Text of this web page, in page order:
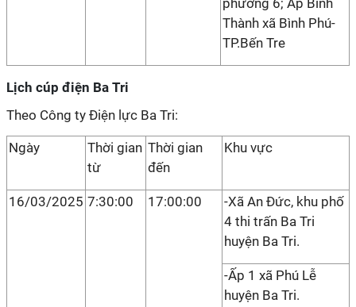
phường 6; Ấp Bình
Thành xã Bình Phú-
TP.Bến Tre
Lịch cúp điện Ba Tri
Theo Công ty Điện lực Ba Tri:
Ngày
Thời gian
từ
Thời gian
đến
Khu vực
16/03/2025 7:30:00 17:00:00
-Xã An Đức, khu phố
4 thi trấn Ba Tri
huyện Ba Tri.
-Ấp 1 xã Phú Lễ
huyện Ba Tri.